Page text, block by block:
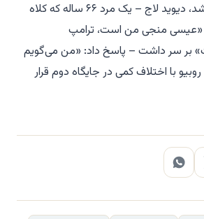
حزب جمهوری‌خواه باشد، دیوید لاج – یک مرد ۶۶ ساله که کلاه
«عیسی منجی من است، ترامپ
بر سر داشت – پاسخ داد: «من می‌گویم
با اختلاف کمی در جایگاه دوم قرار